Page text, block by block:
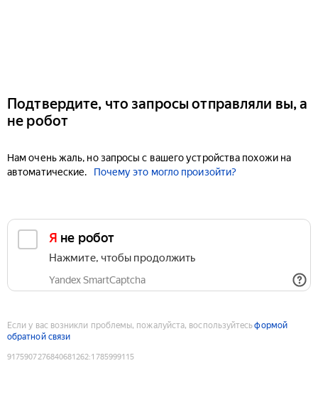
Подтвердите, что запросы отправляли вы, а
не робот
Нам очень жаль, но запросы с вашего устройства похожи на
автоматические.
Почему это могло произойти?
Я не робот
Нажмите, чтобы продолжить
Yandex SmartCaptcha
Если у вас возникли проблемы, пожалуйста, воспользуйтесьформой
обратной связи
9175907276840681262:1785999115